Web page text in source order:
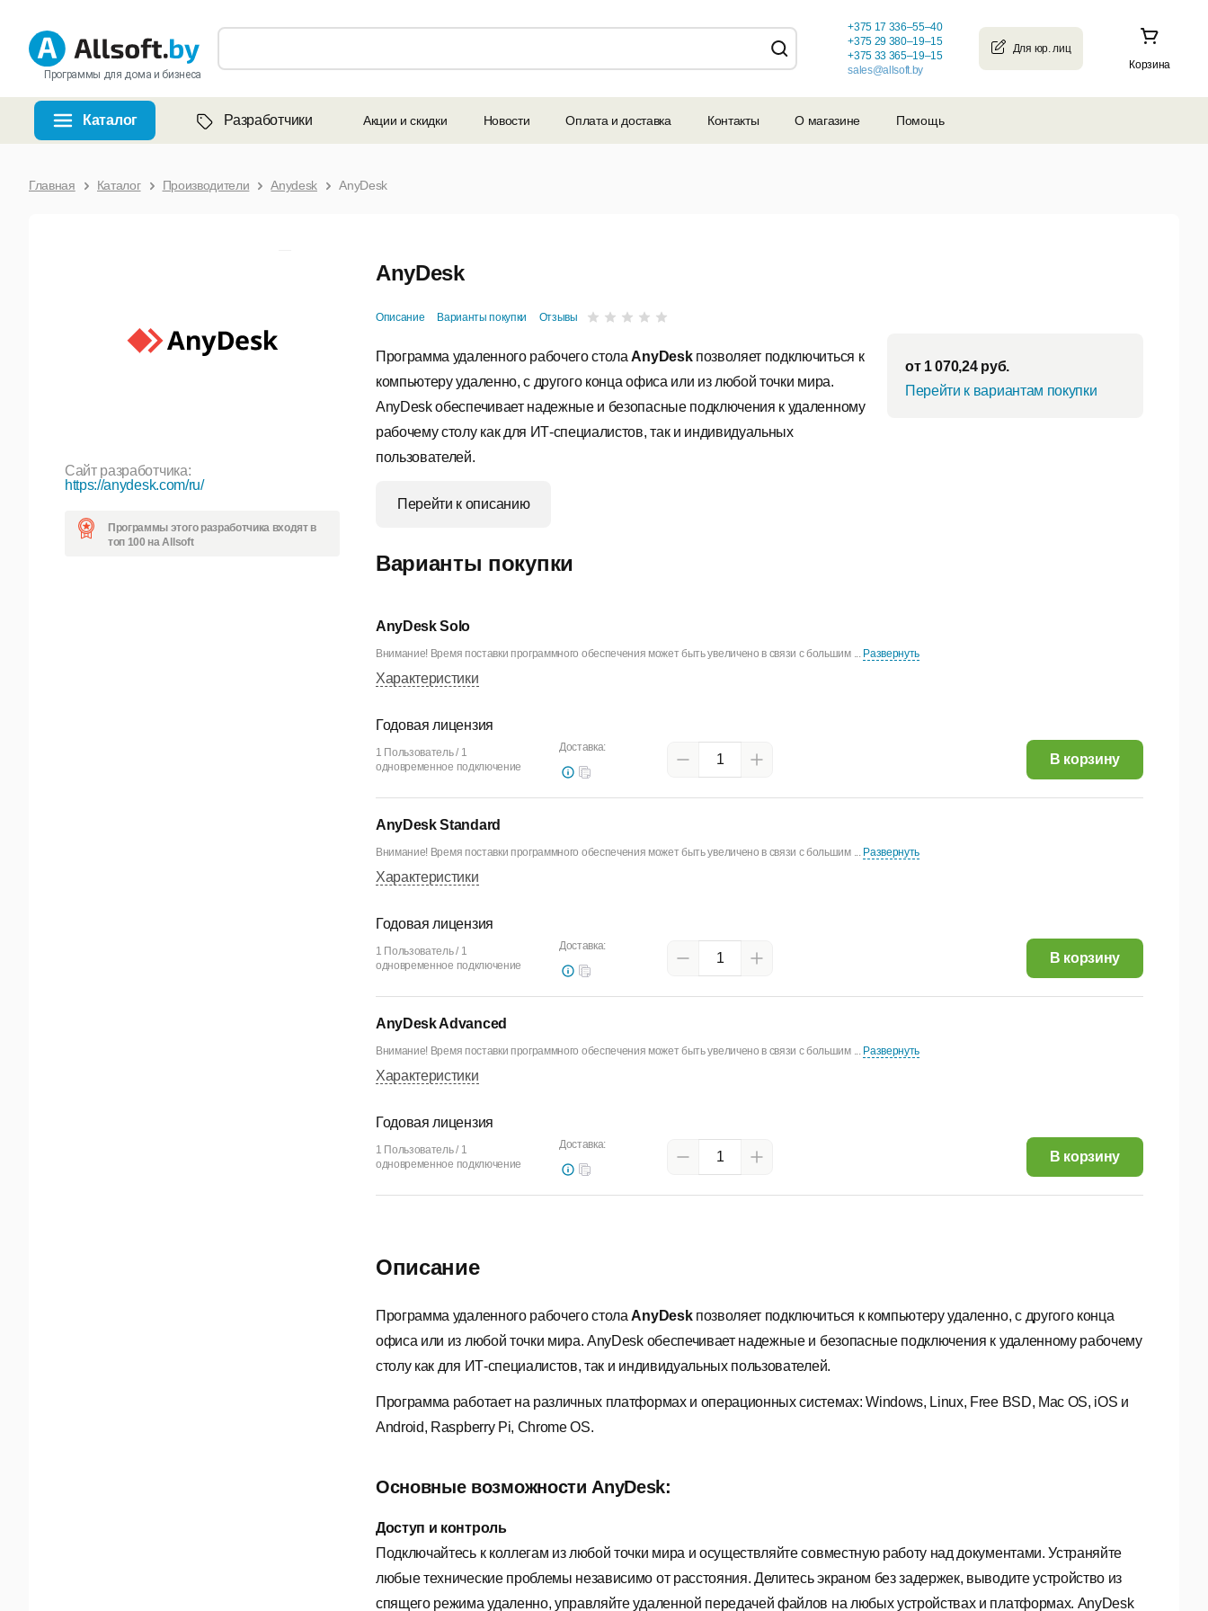
Программы для дома и бизнеса
Корзина
+375 17 336–55–40
+375 29 380–19–15
+375 33 365–19–15
sales@allsoft.by
Каталог Разработчики Акции и скидки Новости Оплата и доставка Контакты О магазине Помощь
Главная Каталог Производители Anydesk AnyDesk
AnyDesk
Описание Варианты покупки Отзывы
Сайт разработчика:
https://anydesk.com/ru/
Программы этого разработчика входят в
топ 100 на Allsoft
Программа удаленного рабочего стола AnyDeskпозволяет подключиться к
компьютеру удаленно, с другого конца офиса или из любой точки мира.
AnyDesk обеспечивает надежные и безопасные подключения к удаленному
рабочему столу как для ИТ-специалистов, так и индивидуальных
пользователей.
Перейти к описанию
от 1 070,24руб.
Перейти к вариантам покупки
Описание
Программа удаленного рабочего стола AnyDeskпозволяет подключиться к компьютеру удаленно, с другого конца
офиса или из любой точки мира. AnyDesk обеспечивает надежные и безопасные подключения к удаленному рабочему
столу как для ИТ-специалистов, так и индивидуальных пользователей.
Программа работает на различных платформах и операционных системах: Windows, Linux, Free BSD, Mac OS, iOS и
Android, Raspberry Pi, Chrome OS.
Основные возможности AnyDesk:
Доступ и контроль
Подключайтесь к коллегам из любой точки мира и осуществляйте совместную работу над документами. Устраняйте
любые технические проблемы независимо от расстояния. Делитесь экраном без задержек, выводите устройство из
спящего режима удаленно, управляйте удаленной передачей файлов на любых устройствах и платформах. AnyDesk
Варианты покупки
AnyDesk Solo
Внимание! Время поставки программного обеспечения может быть увеличено в связи с большим ... Развернуть
Характеристики
Годовая лицензия
1 Пользователь / 1
одновременное подключение
Доставка:
В корзину
AnyDesk Standard
Внимание! Время поставки программного обеспечения может быть увеличено в связи с большим ... Развернуть
Характеристики
Годовая лицензия
1 Пользователь / 1
одновременное подключение
Доставка:
В корзину
AnyDesk Advanced
Внимание! Время поставки программного обеспечения может быть увеличено в связи с большим ... Развернуть
Характеристики
Годовая лицензия
1 Пользователь / 1
одновременное подключение
Доставка:
В корзину